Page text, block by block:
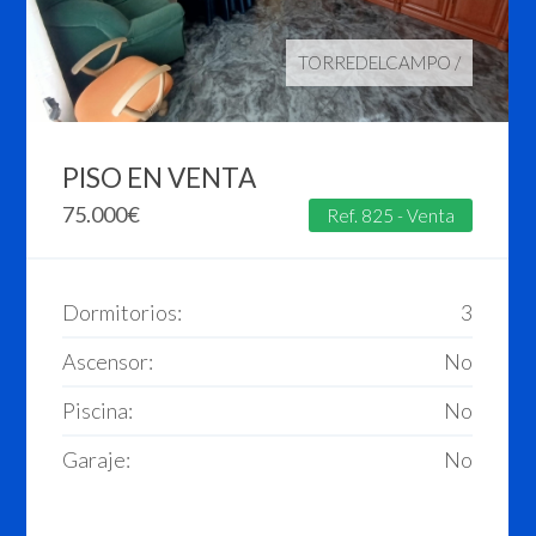
TORREDELCAMPO /
PISO EN VENTA
75.000€ Ref. 825 - Venta
Dormitorios:
3
Ascensor:
No
Piscina:
No
Garaje:
No